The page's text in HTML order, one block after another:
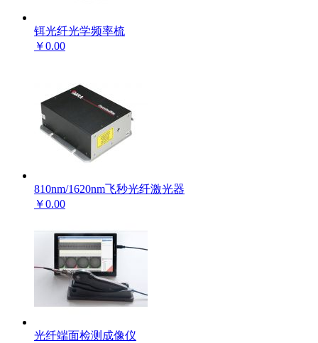
铒光纤光学频率梳
￥0.00
810nm/1620nm飞秒光纤激光器
￥0.00
光纤端面检测成像仪